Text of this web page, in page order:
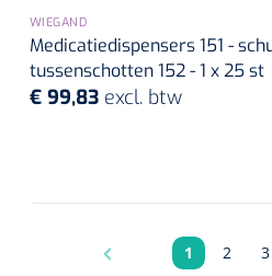
WIEGAND
Medicatiedispensers 151 -
tussenschotten 152 - 1 x 25 st
€ 99,83 excl. btw
Pagina
1 Pagina
2 3